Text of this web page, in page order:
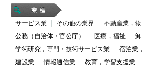
サービス業 その他の業界
不動産業，
公務（自治体・官公庁）
医療，福祉
学術研究，専門・技術サービス業
宿泊業
建設業
情報通信業
教育，学習支援業